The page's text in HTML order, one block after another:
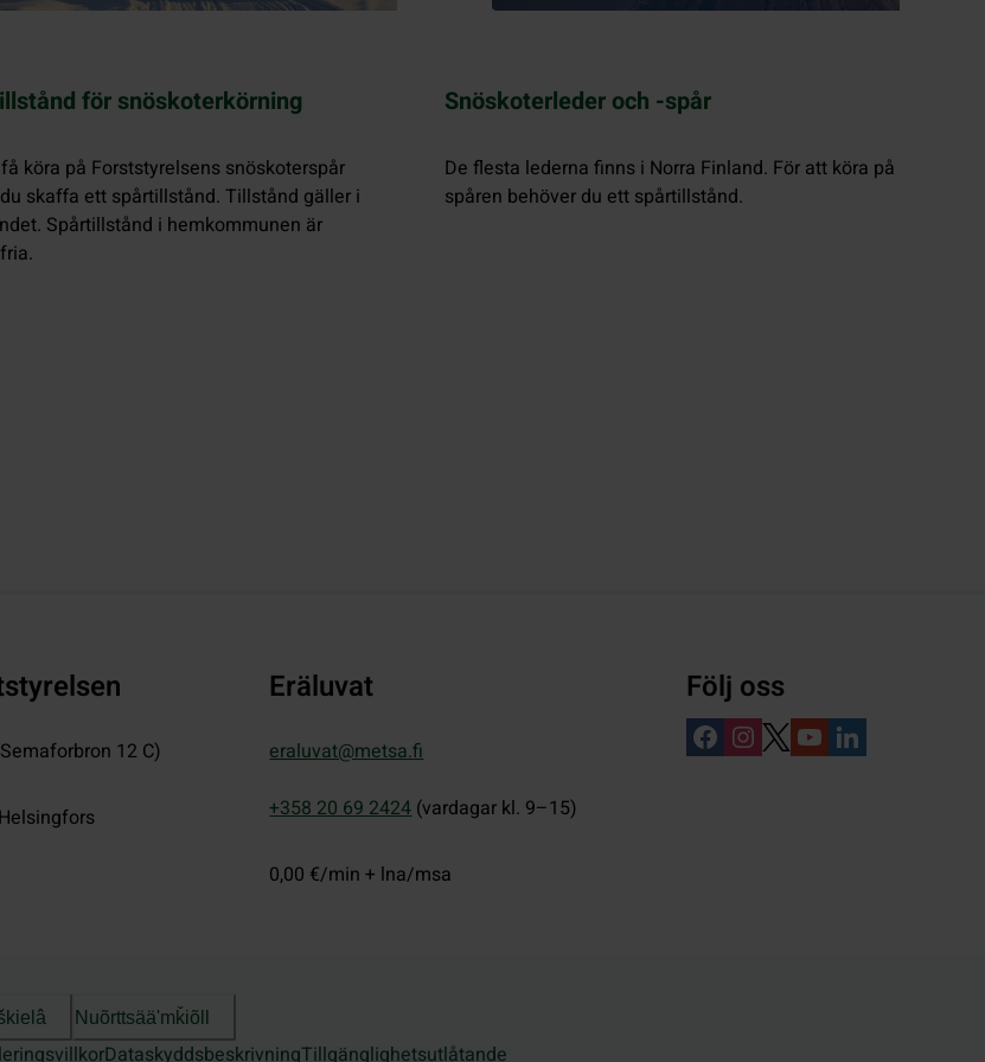
för snöskoterkörning
köra på Forststyrelsens snöskoterspår
skaffa ett spårtillstånd. Tillstånd gäller i
Spårtillstånd i hemkommunen är
Snöskoterleder och -spår
De flesta lederna finns i Norra Finland. För att köra på
spåren behöver du ett spårtillstånd.
12 C)
Helsingfors
Eräluvat
eraluvat@metsa.fi
+358 20 69 2424(vardagar kl. 9–15)
0,00 €/min + lna/msa
Följ oss
Nuõrttsääʹmǩiõll
DataskyddsbeskrivningTillgänglighetsutlåtande